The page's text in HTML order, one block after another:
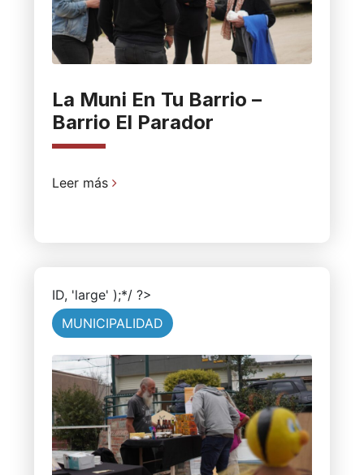
La Muni En Tu Barrio –
Barrio El Parador
Leer más
ID, 'large' );*/ ?>
MUNICIPALIDAD